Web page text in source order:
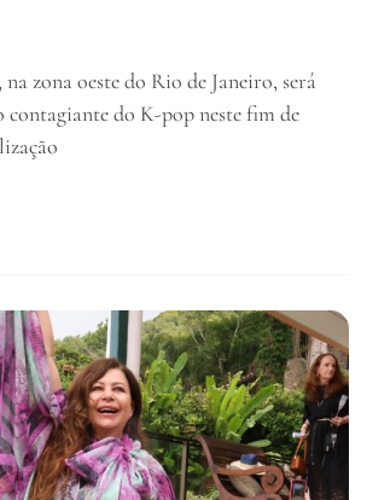
zona oeste do Rio de Janeiro, será
do K-pop neste fim de